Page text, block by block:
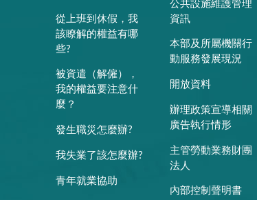
從上班到休假，我
該瞭解的權益有哪
些?
被資遣（解僱），
我的權益要注意什
麼？
發生職災怎麼辦?
我失業了該怎麼辦?
青年就業協助
公共設施維護管理
資訊
本部及所屬機關行
動服務發展現況
開放資料
辦理政策宣導相關
廣告執行情形
主管勞動業務財團
法人
內部控制聲明書